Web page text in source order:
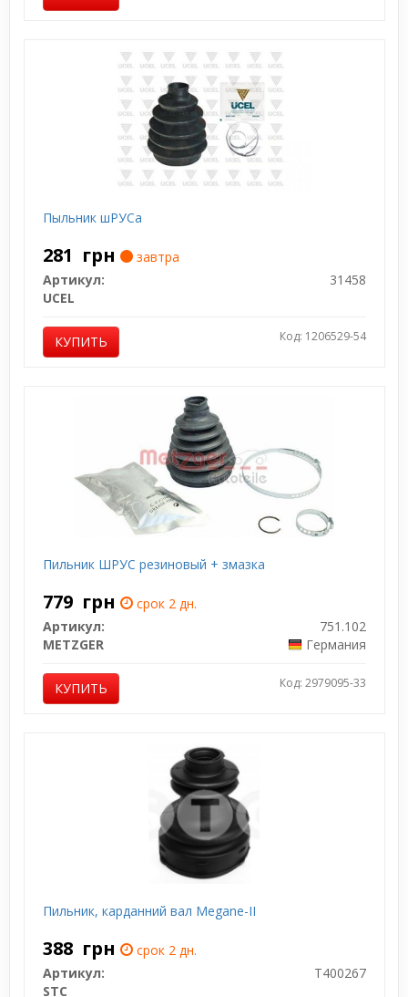
Пыльник шРУСа
281 грн
завтра
Артикул:
31458
UCEL
КУПИТЬ Код: 1206529-54
Пильник ШРУС резиновый + змазка
779 грн
срок 2 дн.
Артикул:
751.102
METZGER
Германия
КУПИТЬ Код: 2979095-33
Пильник, карданний вал Megane-II
388 грн
срок 2 дн.
Артикул:
T400267
STC